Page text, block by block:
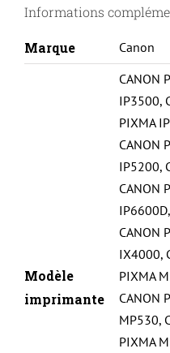
4200-
WITH
Informations
Marque Canon
Modèle
imprimante
CANON
IP3500,
PIXMA
CANON
IP5200,
CANON
IP6600D,
CANON
IX4000,
PIXMA
CANON
MP530,
PIXMA